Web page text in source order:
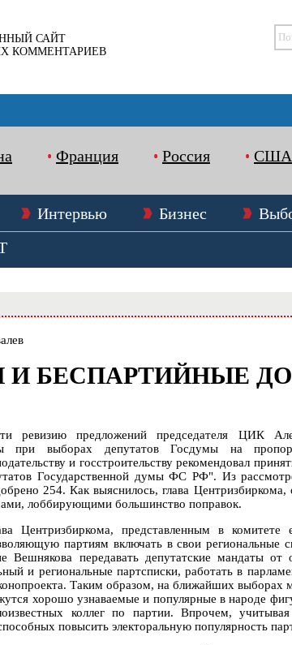
САЙТ
КОММЕНТАРИЕВ
Франция Россия США
Интервью Бизнес
И БЕСПАРТИЙНЫЕ
ревизию предложений председателя ЦИК
при выборах депутатов Госдумы на
и госстроительству рекомендовал
Государственной думы ФС РФ". Из
254. Как выяснилось, глава
лоббирующими большинство поправок.
Центризбиркома, представленным в комитете
партиям включать в свои региональные
Вешнякова передавать депутатские мандаты
и региональные партсписки, работать в
Таким образом, на ближайших выборах
хорошо узнаваемые и популярные в народе
коллег по партии. Впрочем,
повысить электоральную популярность